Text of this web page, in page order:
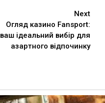
Next
Огляд казино Fansport:
ваш ідеальний вибір для
азартного відпочинку